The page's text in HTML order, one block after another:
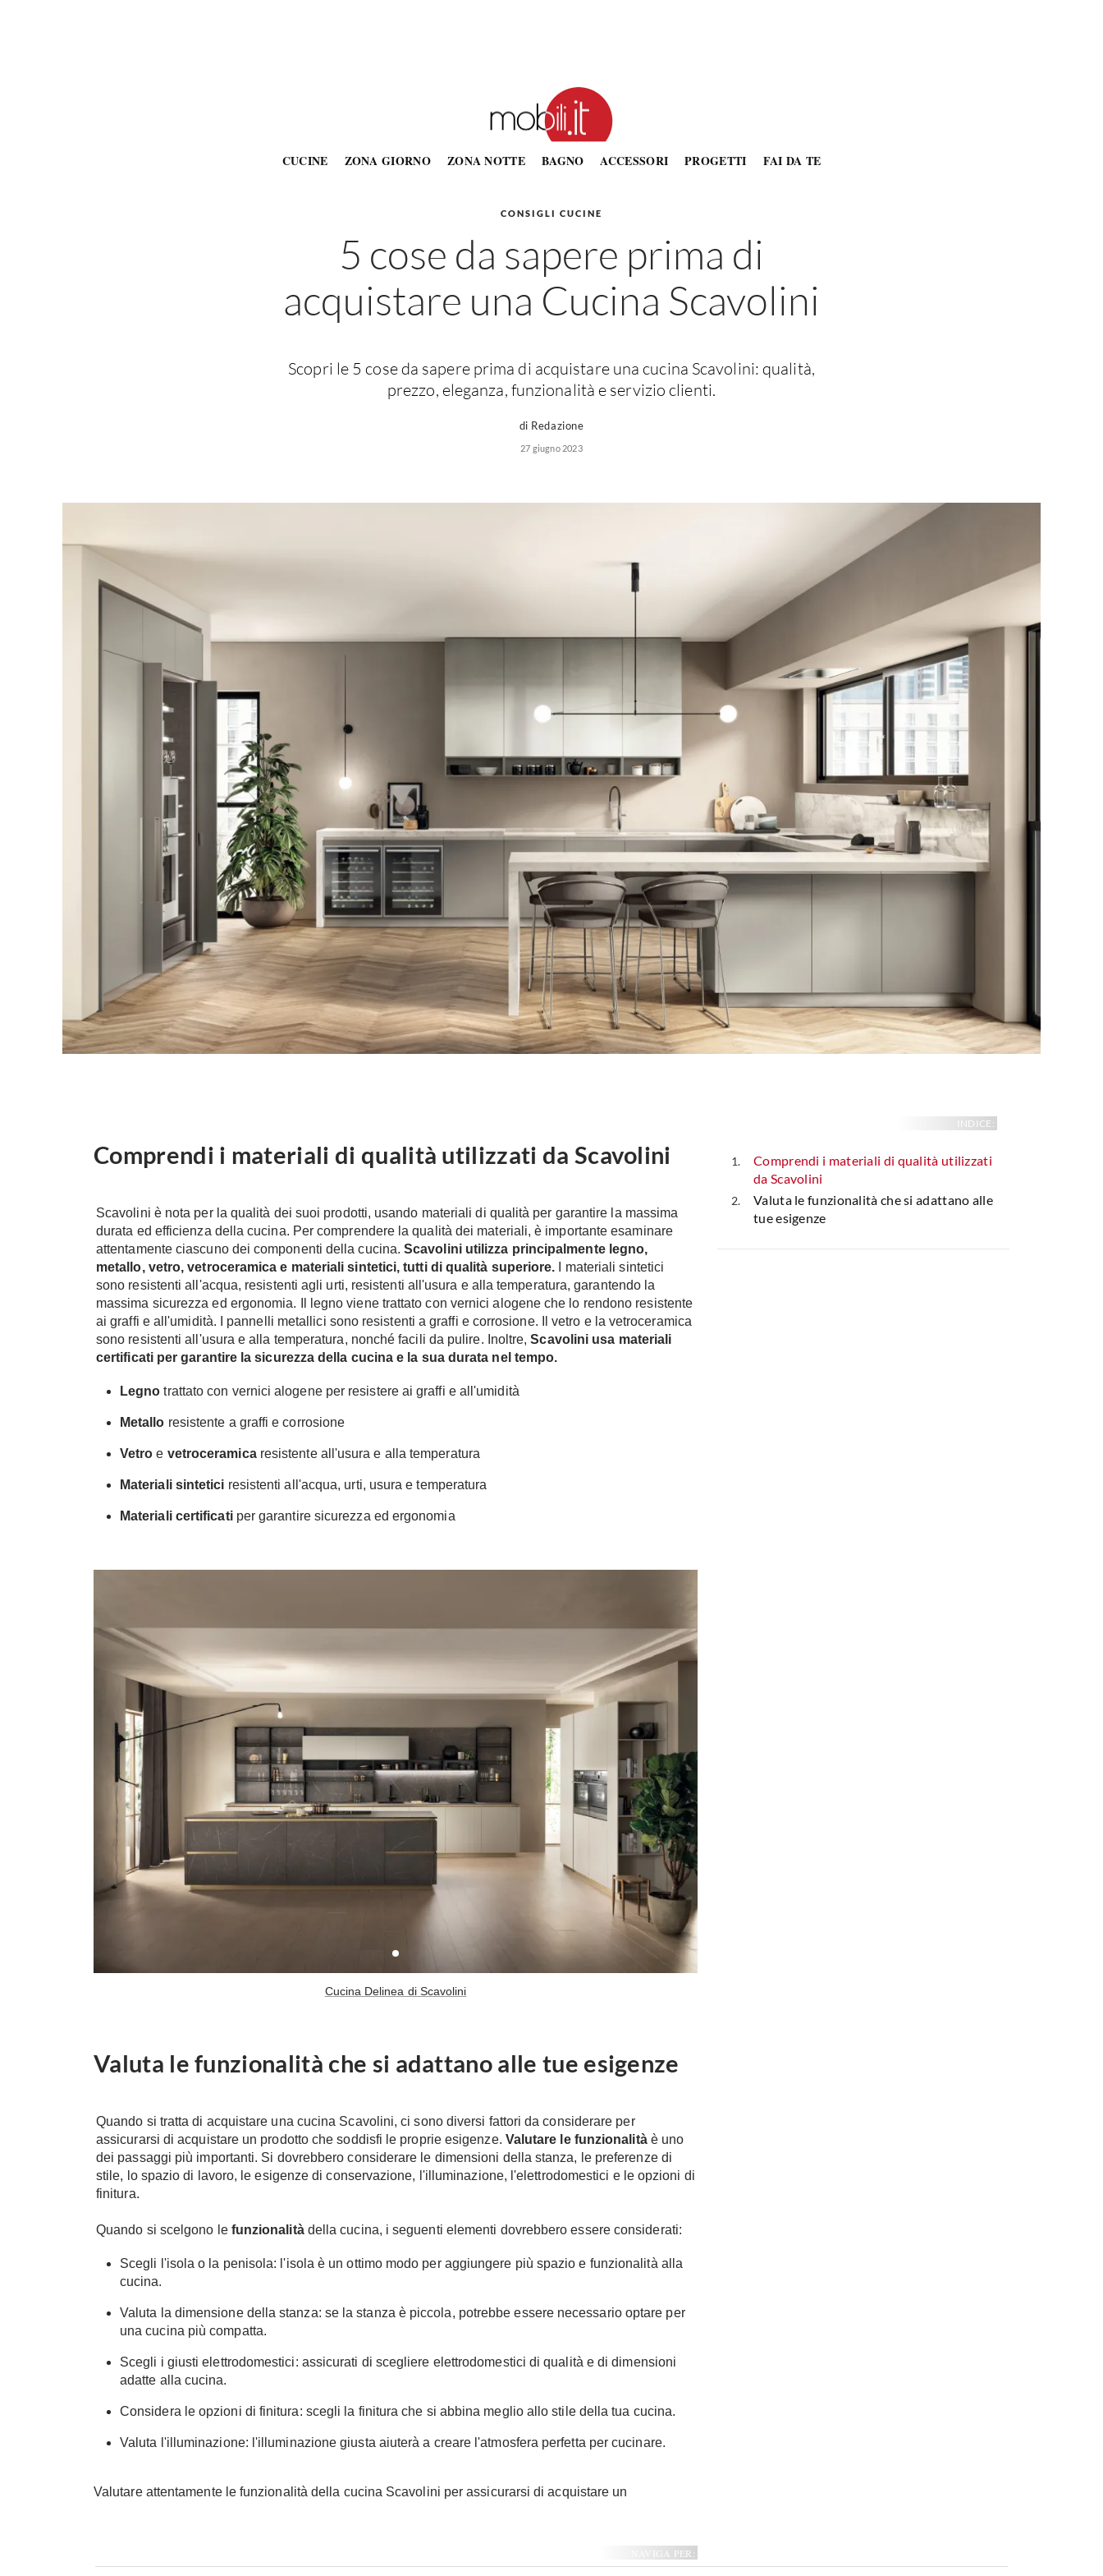
CUCINE ZONA GIORNO ZONA NOTTE BAGNO ACCESSORI PROGETTI FAI DA TE
CONSIGLI CUCINE
5 cose da sapere prima di
acquistare una Cucina Scavolini
Scopri le 5 cose da sapere prima di acquistare una cucina Scavolini: qualità,
prezzo, eleganza, funzionalità e servizio clienti.
di Redazione
27 giugno 2023
Comprendi i materiali di qualità utilizzati da Scavolini
Scavolini è nota per la qualità dei suoi prodotti, usando materiali di qualità per garantire la massima
durata ed efficienza della cucina. Per comprendere la qualità dei materiali, è importante esaminare
attentamente ciascuno dei componenti della cucina.Scavolini utilizza principalmente legno,
metallo, vetro, vetroceramica e materiali sintetici, tutti di qualità superiore. I materiali sintetici
sono resistenti all'acqua, resistenti agli urti, resistenti all'usura e alla temperatura, garantendo la
massima sicurezza ed ergonomia. Il legno viene trattato con vernici alogene che lo rendono resistente
ai graffi e all'umidità. I pannelli metallici sono resistenti a graffi e corrosione. Il vetro e la vetroceramica
sono resistenti all'usura e alla temperatura, nonché facili da pulire. Inoltre,Scavolini usa materiali
certificati per garantire la sicurezza della cucina e la sua durata nel tempo.
Legno trattato con vernici alogene per resistere ai graffi e all'umidità
Metallo resistente a graffi e corrosione
Vetro e vetroceramicaresistente all'usura e alla temperatura
Materiali sintetici resistenti all'acqua, urti, usura e temperatura
Materiali certificatiper garantire sicurezza ed ergonomia
Cucina Delinea di Scavolini
Valuta le funzionalità che si adattano alle tue esigenze
Quando si tratta di acquistare una cucina Scavolini, ci sono diversi fattori da considerare per
assicurarsi di acquistare un prodotto che soddisfi le proprie esigenze. Valutare le funzionalitàè uno
dei passaggi più importanti. Si dovrebbero considerare le dimensioni della stanza, le preferenze di
stile, lo spazio di lavoro, le esigenze di conservazione, l'illuminazione, l'elettrodomestici e le opzioni di
finitura.
Quando si scelgono le funzionalitàdella cucina, i seguenti elementi dovrebbero essere considerati:
Scegli l'isola o la penisola: l'isola è un ottimo modo per aggiungere più spazio e funzionalità alla
cucina.
Valuta la dimensione della stanza: se la stanza è piccola, potrebbe essere necessario optare per
una cucina più compatta.
Scegli i giusti elettrodomestici: assicurati di scegliere elettrodomestici di qualità e di dimensioni
adatte alla cucina.
Considera le opzioni di finitura: scegli la finitura che si abbina meglio allo stile della tua cucina.
Valuta l'illuminazione: l'illuminazione giusta aiuterà a creare l'atmosfera perfetta per cucinare.
Valutare attentamente le funzionalità della cucina Scavolini per assicurarsi di acquistare un
NAVIGA PER:
INDICE:
Comprendi i materiali di qualità utilizzati
da Scavolini
Valuta le funzionalità che si adattano alle
tue esigenze